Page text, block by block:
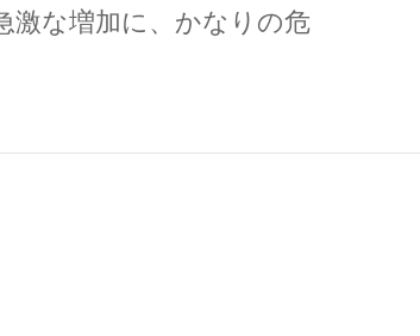
激な増加に、かなりの危